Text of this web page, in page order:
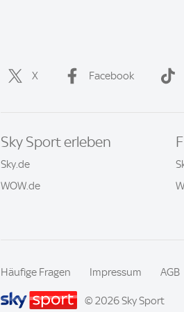
X Facebook
Sky Sport erleben
Sky.de
WOW.de
Häufige Fragen Impressum AGB
© 2026 Sky Sport